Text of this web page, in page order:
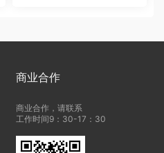
商业合作
商业合作，请联系
工作时间9：30-17：30